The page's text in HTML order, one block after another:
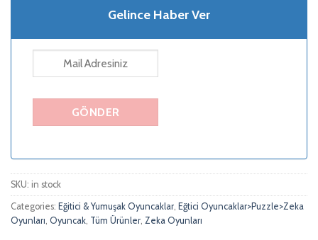
Gelince Haber Ver
SKU: in stock
Categories: Eğitici & Yumuşak Oyuncaklar Eğtici Oyuncaklar>Puzzle>Zeka
Oyunları Oyuncak Tüm Ürünler Zeka Oyunları